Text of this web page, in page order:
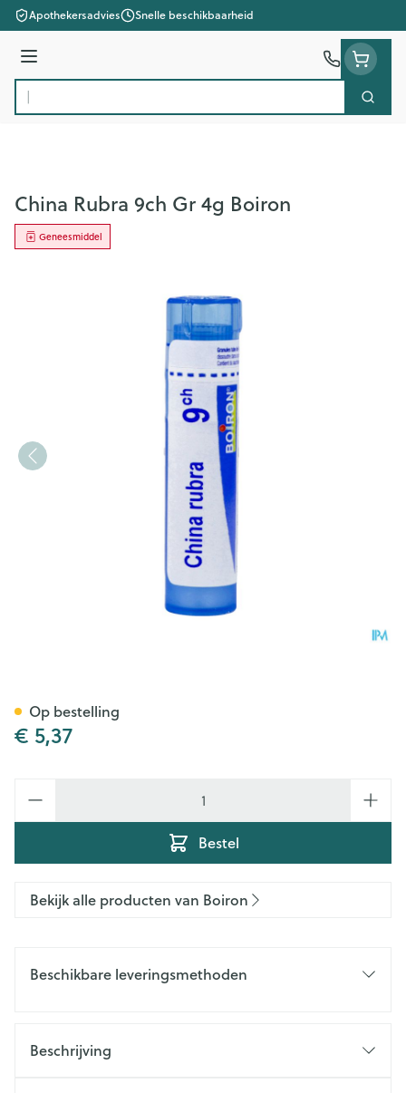
Ga naar de inhoud
Apothekersadvies Snelle beschikbaarheid
Menu
Product, merk, categorie... Zoek
China Rubra 9ch Gr 4g Boiron
Geneesmiddel
€ 5,37
Bestel
Op bestelling
Bekijk alle producten van Boiron
Beschikbare leveringsmethoden
Beschrijving